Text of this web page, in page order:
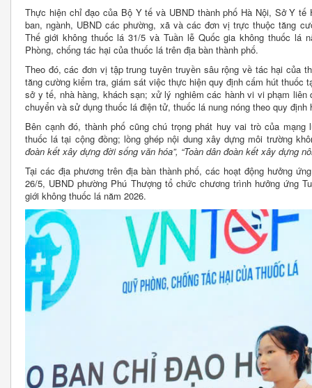
Thực hiện chỉ đạo của Bộ Y tế và UBND thành phố Hà Nội, Sở Y tế
ban, ngành, UBND các phường, xã và các đơn vị trực thuộc tăng
Thế giới không thuốc lá 31/5 và Tuần lễ Quốc gia không thuốc lá
Phòng, chống tác hại của thuốc lá trên địa bàn thành phố.
Theo đó, các đơn vị tập trung tuyên truyền sâu rộng về tác hại của
tăng cường kiểm tra, giám sát việc thực hiện quy định cấm hút thuốc
sở y tế, nhà hàng, khách sạn; xử lý nghiêm các hành vi vi phạm
chuyển và sử dụng thuốc lá điện tử, thuốc lá nung nóng theo quy định
Bên cạnh đó, thành phố cũng chú trọng phát huy vai trò của
thuốc lá tại cộng đồng; lồng ghép nội dung xây dựng môi trường
đoàn kết xây dựng đời sống văn hóa”, “Toàn dân đoàn kết xây dựng
Tại các địa phương trên địa bàn thành phố, các hoạt động hưởng
26/5, UBND phường Phú Thượng tổ chức chương trình hưởng ứng
giới không thuốc lá năm 2026.